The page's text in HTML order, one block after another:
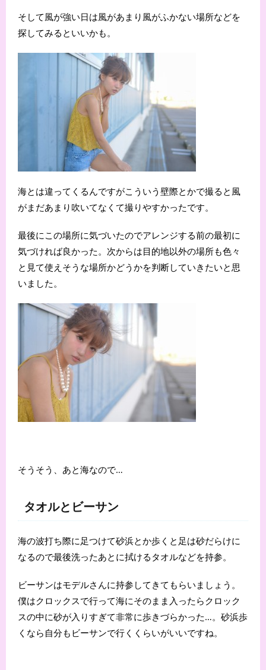
そして風が強い日は風があまり風がふかない場所などを
探してみるといいかも。
海とは違ってくるんですがこういう壁際とかで撮ると風
がまだあまり吹いてなくて撮りやすかったです。
最後にこの場所に気づいたのでアレンジする前の最初に
気づければ良かった。次からは目的地以外の場所も色々
と見て使えそうな場所かどうかを判断していきたいと思
いました。
そうそう、あと海なので…
タオルとビーサン
海の波打ち際に足つけて砂浜とか歩くと足は砂だらけに
なるので最後洗ったあとに拭けるタオルなどを持参。
ビーサンはモデルさんに持参してきてもらいましょう。
僕はクロックスで行って海にそのまま入ったらクロック
スの中に砂が入りすぎて非常に歩きづらかった…。砂浜歩
くなら自分もビーサンで行くくらいがいいですね。